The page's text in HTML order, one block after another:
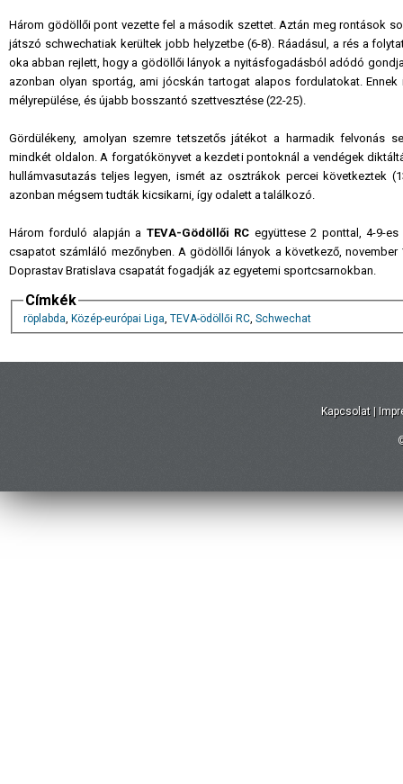
Három gödöllői pont vezette fel a második szettet. Aztán meg rontások
játszó schwechatiak kerültek jobb helyzetbe (6-8). Ráadásul, a rés a
oka abban rejlett, hogy a gödöllői lányok a nyitásfogadásból adódó
azonban olyan sportág, ami jócskán tartogat alapos fordulatokat.
mélyrepülése, és újabb bosszantó szettvesztése (22-25).
Gördülékeny, amolyan szemre tetszetős játékot a harmadik felvonás
mindkét oldalon. A forgatókönyvet a kezdeti pontoknál a vendégek
hullámvasutazás teljes legyen, ismét az osztrákok percei következtek
azonban mégsem tudták kicsikarni, így odalett a találkozó.
Három forduló alapján a TEVA-Gödöllői RC együttese 2 ponttal, 4-9-
csapatot számláló mezőnyben. A gödöllői lányok a következő,
Doprastav Bratislava csapatát fogadják az egyetemi sportcsarnokban.
Címkék
röplabda, Közép-európai Liga, TEVA-ödöllői RC, Schwechat
Kapcsolat |